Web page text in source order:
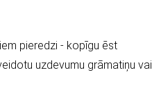
pieredzi - kopīgu ēst
uzdevumu grāmatiņu vai